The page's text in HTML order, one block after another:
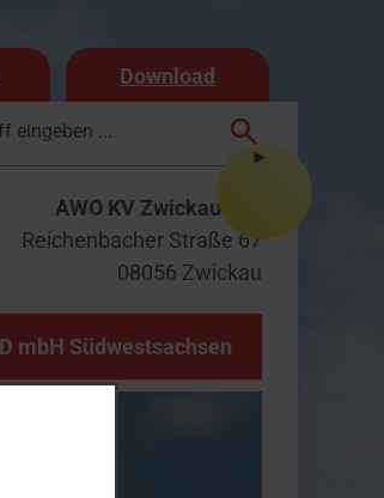
Download
AWO KV Zwickau e.V.
Reichenbacher Straße 67
08056 Zwickau
mbH Südwestsachsen